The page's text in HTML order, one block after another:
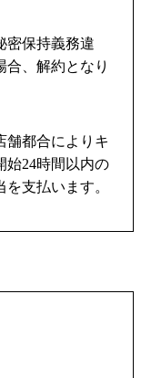
密保持義務違
合、解約となり
舗都合によりキ
始24時間以内の
支払います。